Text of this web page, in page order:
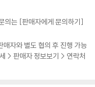
리까지
못한 요리 비법과 방송 뒷이
각각, 조리 과정 하나하나를
를 더 넣으면…’, ‘그때는 실수
그렇게 했지만 집에서 다시
의는 [판매자에게 문의하기]
자와 별도 협의 후 진행 가능
> 판매자 정보보기 > 연락처